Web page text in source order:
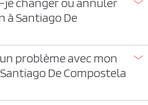
à Santiago De
problème avec mon
De Compostela